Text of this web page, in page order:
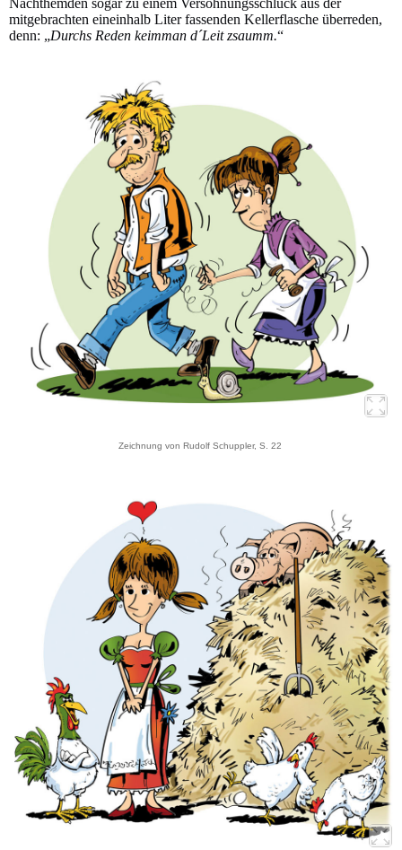
Nachthemden sogar zu einem Versöhnungsschluck aus der
mitgebrachten eineinhalb Liter fassenden Kellerflasche überreden,
denn: „Durchs Reden keimman d´Leit zsaumm.“
Zeichnung von Rudolf Schuppler, S. 22